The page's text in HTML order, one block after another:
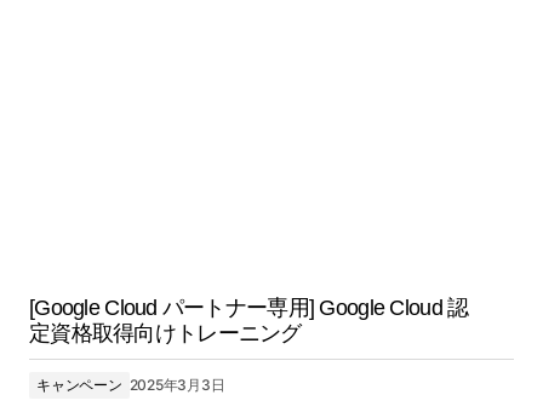
[Google Cloud パートナー専用] Google Cloud 認
定資格取得向けトレーニング
キャンペーン 2025年3月3日